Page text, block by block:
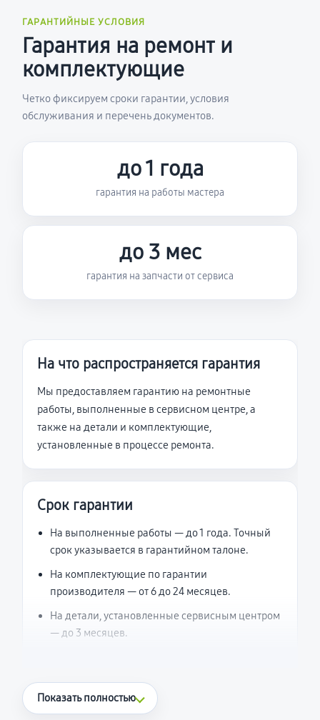
ГАРАНТИЙНЫЕ УСЛОВИЯ
Гарантия на ремонт и
комплектующие
Четко фиксируем сроки гарантии, условия
обслуживания и перечень документов.
до 1 года
гарантия на работы мастера
до 3 мес
гарантия на запчасти от сервиса
На что распространяется гарантия
Мы предоставляем гарантию на ремонтные
работы, выполненные в сервисном центре, а
также на детали и комплектующие,
установленные в процессе ремонта.
Срок гарантии
На выполненные работы — до 1 года. Точный
срок указывается в гарантийном талоне.
На комплектующие по гарантии
производителя — от 6 до 24 месяцев.
На детали, установленные сервисным центром
— до 3 месяцев.
Что считается гарантийным случаем
Показать полностью